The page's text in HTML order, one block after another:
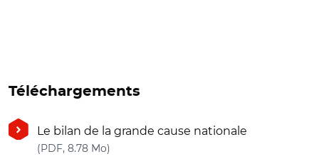
Téléchargements
Le bilan de la grande cause nationale
(PDF, 8.78 Mo)